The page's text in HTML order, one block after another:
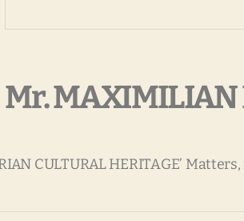
Mr. MAXIMILIAN
CULTURAL HERITAGE’